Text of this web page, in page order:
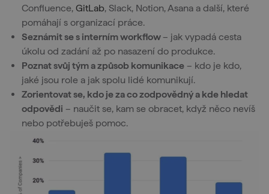
Confluence, GitLab, Slack, Notion, Asana a další, které
pomáhají s organizací práce.
Seznámit se s interním workflow– jak vypadá cesta
úkolu od zadání až po nasazení do produkce.
Poznat svůj tým a způsob komunikace – kdo je kdo,
jaké jsou role a jak spolu lidé komunikují.
Zorientovat se, kdo je za co zodpovědný a kde hledat
odpovědi – naučit se, kam se obracet, když něco nevíš
nebo potřebuješ pomoc.